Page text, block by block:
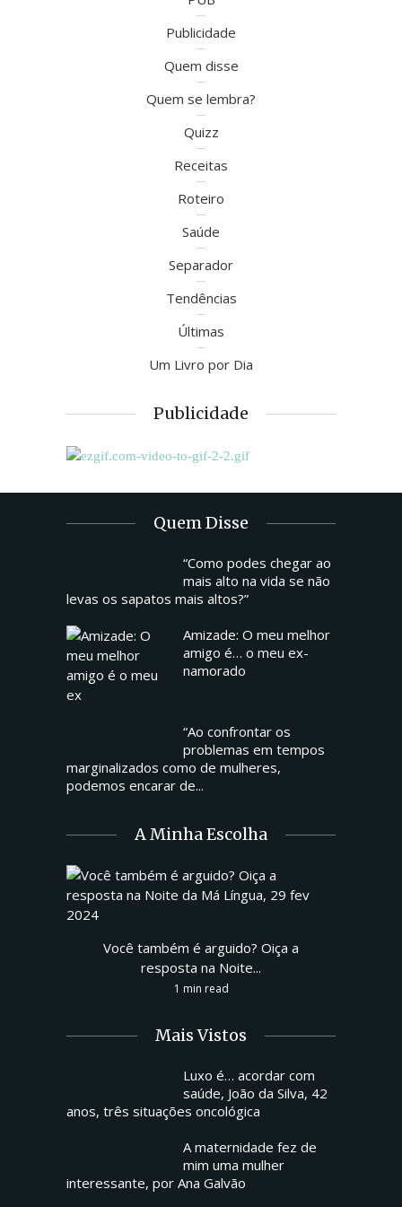
Publicidade
Quem disse
Quem se lembra?
Quizz
Receitas
Roteiro
Saúde
Separador
Tendências
Últimas
Um Livro por Dia
Publicidade
Quem Disse
“Como podes chegar ao
mais alto na vida se não
levas os sapatos mais altos?”
Amizade: O meu melhor
amigo é… o meu ex-
namorado
“Ao confrontar os
problemas em tempos
marginalizados como de mulheres,
podemos encarar de...
A Minha Escolha
Você também é arguido? Oiça a
resposta na Noite...
1 min read
Mais Vistos
Luxo é… acordar com
saúde, João da Silva, 42
anos, três situações oncológica
A maternidade fez de
mim uma mulher
interessante, por Ana Galvão